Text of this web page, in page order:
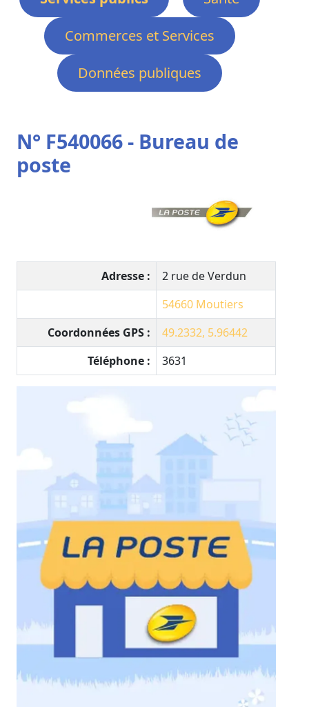
Commerces et Services
Données publiques
N° F540066 - Bureau de
poste
Adresse :
2 rue de Verdun
54660 Moutiers
Coordonnées GPS :
49.2332, 5.96442
Téléphone :
3631